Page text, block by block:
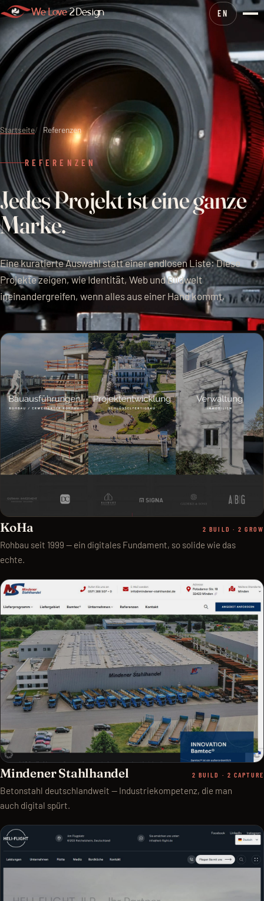
We Love2 Design EN
Startseite Referenzen
REFERENZEN
JedesProjektisteineganze
Marke.
Eine kuratierte Auswahl statt einer endlosen Liste: Diese
Projekte zeigen, wie Identität, Web und Bildwelt
ineinandergreifen, wenn alles aus einer Hand kommt.
KoHa 2 BUILD · 2 GROW
Rohbau seit 1999 — ein digitales Fundament, so solide wie das
echte.
Mindener Stahlhandel 2 BUILD · 2 CAPTURE
Betonstahl deutschlandweit — Industriekompetenz, die man
auch digital spürt.